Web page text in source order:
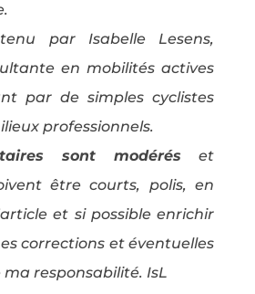
par Isabelle Lesens,
en mobilités actives
par de simples cyclistes
professionnels.
sont modéréset
être courts, polis, en
et si possible enrichir
corrections et éventuelles
responsabilité. IsL